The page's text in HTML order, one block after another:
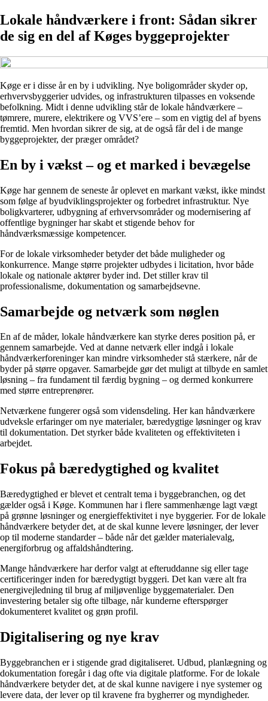
Lokale håndværkere i front: Sådan sikrer
de sig en del af Køges byggeprojekter
Køge er i disse år en by i udvikling. Nye boligområder skyder op,
erhvervsbyggerier udvides, og infrastrukturen tilpasses en voksende
befolkning. Midt i denne udvikling står de lokale håndværkere –
tømrere, murere, elektrikere og VVS’ere – som en vigtig del af byens
fremtid. Men hvordan sikrer de sig, at de også får del i de mange
byggeprojekter, der præger området?
En by i vækst – og et marked i bevægelse
Køge har gennem de seneste år oplevet en markant vækst, ikke mindst
som følge af byudviklingsprojekter og forbedret infrastruktur. Nye
boligkvarterer, udbygning af erhvervsområder og modernisering af
offentlige bygninger har skabt et stigende behov for
håndværksmæssige kompetencer.
For de lokale virksomheder betyder det både muligheder og
konkurrence. Mange større projekter udbydes i licitation, hvor både
lokale og nationale aktører byder ind. Det stiller krav til
professionalisme, dokumentation og samarbejdsevne.
Samarbejde og netværk som nøglen
En af de måder, lokale håndværkere kan styrke deres position på, er
gennem samarbejde. Ved at danne netværk eller indgå i lokale
håndværkerforeninger kan mindre virksomheder stå stærkere, når de
byder på større opgaver. Samarbejde gør det muligt at tilbyde en samlet
løsning – fra fundament til færdig bygning – og dermed konkurrere
med større entreprenører.
Netværkene fungerer også som vidensdeling. Her kan håndværkere
udveksle erfaringer om nye materialer, bæredygtige løsninger og krav
til dokumentation. Det styrker både kvaliteten og effektiviteten i
arbejdet.
Fokus på bæredygtighed og kvalitet
Bæredygtighed er blevet et centralt tema i byggebranchen, og det
gælder også i Køge. Kommunen har i flere sammenhænge lagt vægt
på grønne løsninger og energieffektivitet i nye byggerier. For de lokale
håndværkere betyder det, at de skal kunne levere løsninger, der lever
op til moderne standarder – både når det gælder materialevalg,
energiforbrug og affaldshåndtering.
Mange håndværkere har derfor valgt at efteruddanne sig eller tage
certificeringer inden for bæredygtigt byggeri. Det kan være alt fra
energivejledning til brug af miljøvenlige byggematerialer. Den
investering betaler sig ofte tilbage, når kunderne efterspørger
dokumenteret kvalitet og grøn profil.
Digitalisering og nye krav
Byggebranchen er i stigende grad digitaliseret. Udbud, planlægning og
dokumentation foregår i dag ofte via digitale platforme. For de lokale
håndværkere betyder det, at de skal kunne navigere i nye systemer og
levere data, der lever op til kravene fra bygherrer og myndigheder.